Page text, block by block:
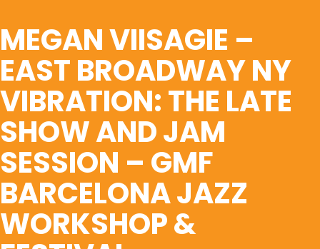
MEGAN VIISAGIE –
EAST BROADWAY NY
VIBRATION: THE LATE
SHOW AND JAM
SESSION – GMF
BARCELONA JAZZ
WORKSHOP &